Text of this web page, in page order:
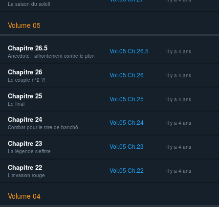
La saison du soleil
Volume 05
Chapitre 26.5
Anecdote : affrontement contre le pion
Vol.05 Ch.26.5 Il y a 4 ans
Chapitre 26
Le couple n°2 ?!
Vol.05 Ch.26 Il y a 4 ans
Chapitre 25
Le final
Vol.05 Ch.25 Il y a 4 ans
Chapitre 24
Combat pour le titre de banchô
Vol.05 Ch.24 Il y a 4 ans
Chapitre 23
La légende s'effrite
Vol.05 Ch.23 Il y a 4 ans
Chapitre 22
L'invasion rouge
Vol.05 Ch.22 Il y a 4 ans
Volume 04